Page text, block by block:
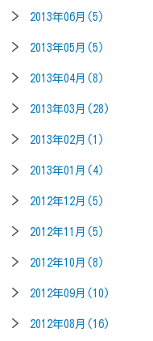
2013年06月(5)
2013年05月(5)
2013年04月(8)
2013年03月(28)
2013年02月(1)
2013年01月(4)
2012年12月(5)
2012年11月(5)
2012年10月(8)
2012年09月(10)
2012年08月(16)